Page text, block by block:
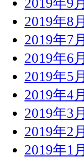
2019年8月
2019年7月
2019年6月
2019年5月
2019年4月
2019年3月
2019年2月
2019年1月